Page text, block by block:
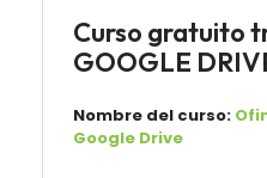
Curso gratuito
GOOGLE
Nombre del curso:
Google Drive